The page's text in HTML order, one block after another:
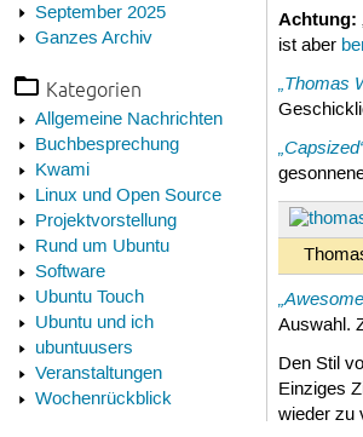
September 2025
Ganzes Archiv
Kategorien
Allgemeine Nachrichten
Buchbesprechung
Kwami
Linux und Open Source
Projektvorstellung
Rund um Ubuntu
Software
Ubuntu Touch
Ubuntu und ich
ubuntuusers
Veranstaltungen
Wochenrückblick
Achtung:
ist aber
„Thomas
Auswahl.
Den Stil
Einziges
wieder zu